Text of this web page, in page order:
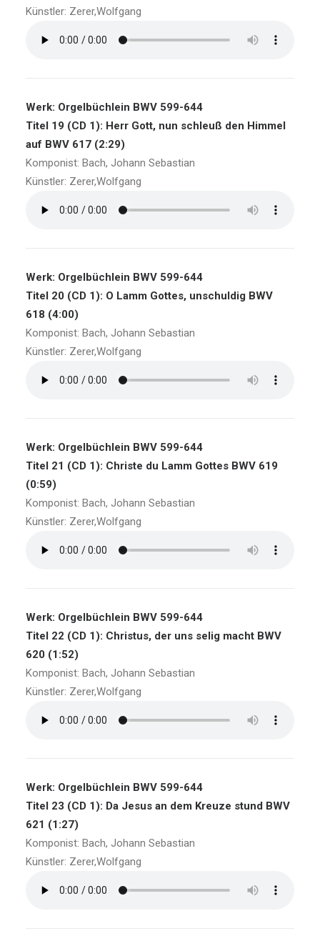
Künstler: Zerer,Wolfgang
Werk: Orgelbüchlein BWV 599-644
Titel 19 (CD 1): Herr Gott, nun schleuß den Himmel
auf BWV 617 (2:29)
Komponist: Bach, Johann Sebastian
Künstler: Zerer,Wolfgang
Werk: Orgelbüchlein BWV 599-644
Titel 20 (CD 1): O Lamm Gottes, unschuldig BWV
618 (4:00)
Komponist: Bach, Johann Sebastian
Künstler: Zerer,Wolfgang
Werk: Orgelbüchlein BWV 599-644
Titel 21 (CD 1): Christe du Lamm Gottes BWV 619
(0:59)
Komponist: Bach, Johann Sebastian
Künstler: Zerer,Wolfgang
Werk: Orgelbüchlein BWV 599-644
Titel 22 (CD 1): Christus, der uns selig macht BWV
620 (1:52)
Komponist: Bach, Johann Sebastian
Künstler: Zerer,Wolfgang
Werk: Orgelbüchlein BWV 599-644
Titel 23 (CD 1): Da Jesus an dem Kreuze stund BWV
621 (1:27)
Komponist: Bach, Johann Sebastian
Künstler: Zerer,Wolfgang